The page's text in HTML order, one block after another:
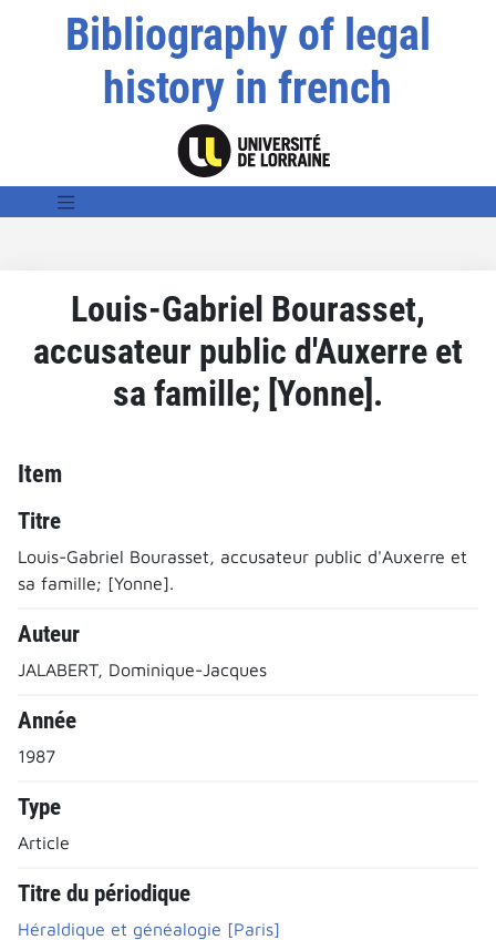
Bibliography of legal
history in french
Louis-Gabriel Bourasset,
accusateur public d'Auxerre et
sa famille; [Yonne].
Item
Titre
Louis-Gabriel Bourasset, accusateur public d'Auxerre et
sa famille; [Yonne].
Auteur
JALABERT, Dominique-Jacques
Année
1987
Type
Article
Titre du périodique
Héraldique et généalogie [Paris]